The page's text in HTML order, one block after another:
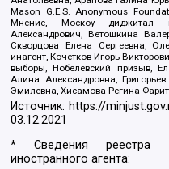
Mason G.E.S. Anonymous
Мнение, Москоу диджитал
Александрович, Ветошкина
Скворцова Елена Сергеевна,
инагент, Кочетков Игорь
выборы, Нобелевский призыв,
Алина Александровна,
Эмилевна, Хисамова Регина
Источник: https://
03.12.2021
* Сведения реестра
иностранного агента: